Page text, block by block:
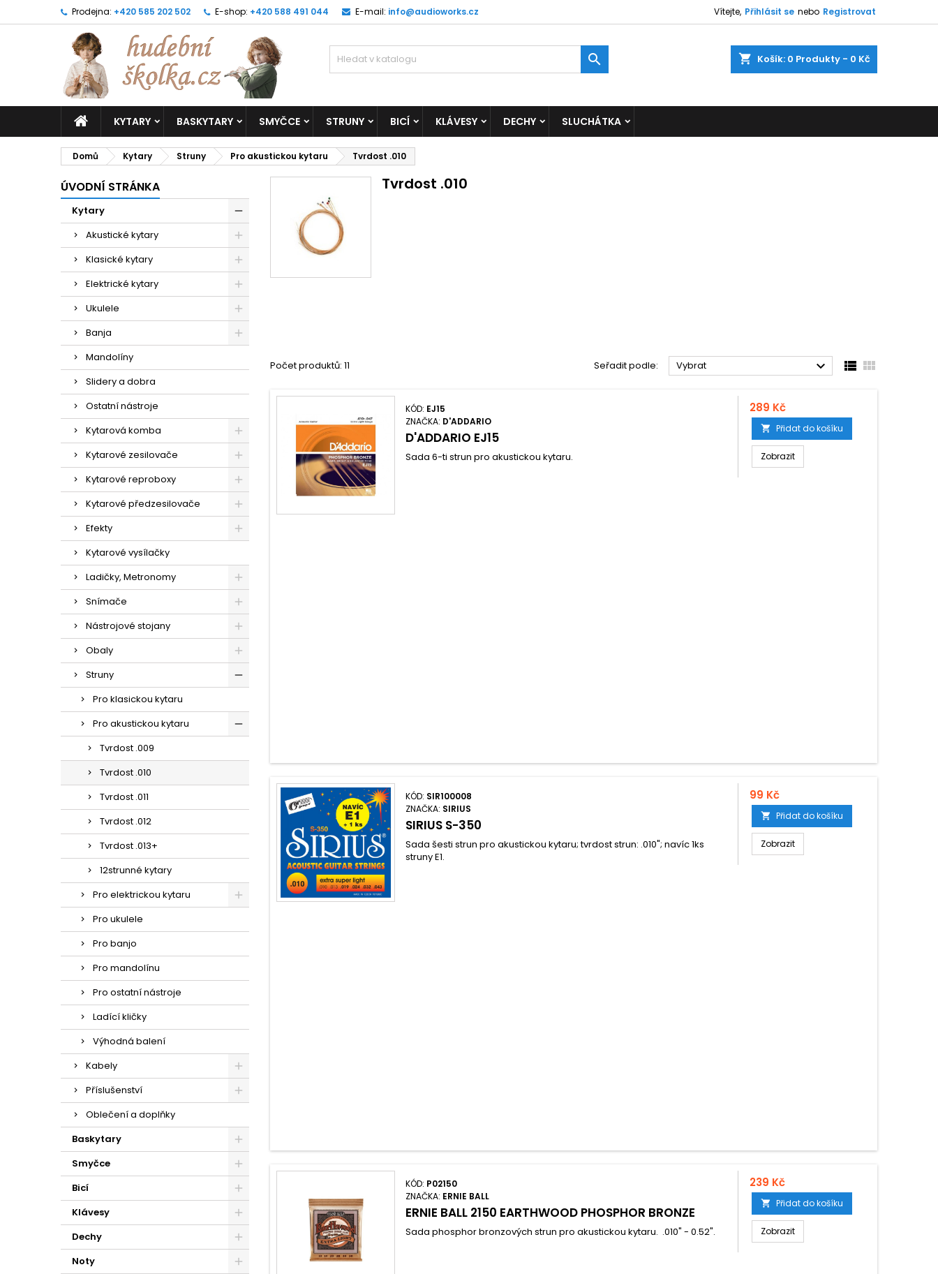
Prodejna: +420 585 202 502 E-shop: +420 588 491 044 E-mail: info@audioworks.cz Vítejte, Přihlásit se nebo Registrovat
shopping_cart Košík: 0 Produkty - 0 Kč

KYTARY BASKYTARY SMYČCE STRUNY BICÍ KLÁVESY DECHY SLUCHÁTKA
Domů Kytary Struny Pro akustickou kytaru Tvrdost .010
ÚVODNÍ STRÁNKA
Kytary
Akustické kytary
Klasické kytary
Elektrické kytary
Ukulele
Banja
Mandolíny
Slidery a dobra
Ostatní nástroje
Kytarová komba
Kytarové zesilovače
Kytarové reproboxy
Kytarové předzesilovače
Efekty
Kytarové vysílačky
Ladičky, Metronomy
Snímače
Nástrojové stojany
Obaly
Struny
Pro klasickou kytaru
Pro akustickou kytaru
Tvrdost .009
Tvrdost .010
Tvrdost .011
Tvrdost .012
Tvrdost .013+
12strunné kytary
Pro elektrickou kytaru
Pro ukulele
Pro banjo
Pro mandolínu
Pro ostatní nástroje
Ladící kličky
Výhodná balení
Kabely
Příslušenství
Oblečení a doplňky
Baskytary
Smyčce
Bicí
Klávesy
Dechy
Noty
Tvrdost .010
Počet produktů: 11 Seřadit podle: Vybrat   
KÓD: EJ15
ZNAČKA: D'ADDARIO
D'ADDARIO EJ15
Sada 6-ti strun pro akustickou kytaru.
289 Kč
 Přidat do košíku
Zobrazit
KÓD: SIR100008
ZNAČKA: SIRIUS
SIRIUS S-350
Sada šesti strun pro akustickou kytaru; tvrdost strun: .010"; navíc 1ks
struny E1.
99 Kč
 Přidat do košíku
Zobrazit
KÓD: P02150
ZNAČKA: ERNIE BALL
ERNIE BALL 2150 EARTHWOOD PHOSPHOR BRONZE
Sada phosphor bronzových strun pro akustickou kytaru. .010" - 0.52".
239 Kč
 Přidat do košíku
Zobrazit